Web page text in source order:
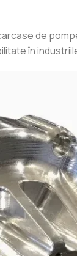
de
în